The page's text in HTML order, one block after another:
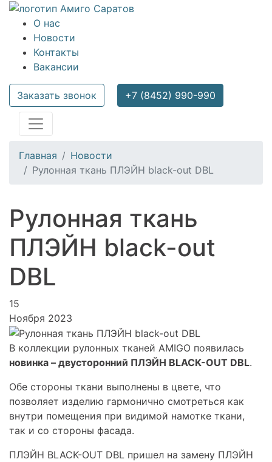
О нас
Новости
Контакты
Вакансии
Заказать звонок +7 (8452) 990-990
Главная
Новости
Рулонная ткань ПЛЭЙН black-out DBL
Рулонная ткань
ПЛЭЙН black-out
DBL
15
Ноября 2023
В коллекции рулонных тканей AMIGO появилась
новинка – двусторонний ПЛЭЙН BLACK-OUT DBL.
Обе стороны ткани выполнены в цвете, что
позволяет изделию гармонично смотреться как
внутри помещения при видимой намотке ткани,
так и со стороны фасада.
ПЛЭЙН BLACK-OUT DBL пришел на замену ПЛЭЙН